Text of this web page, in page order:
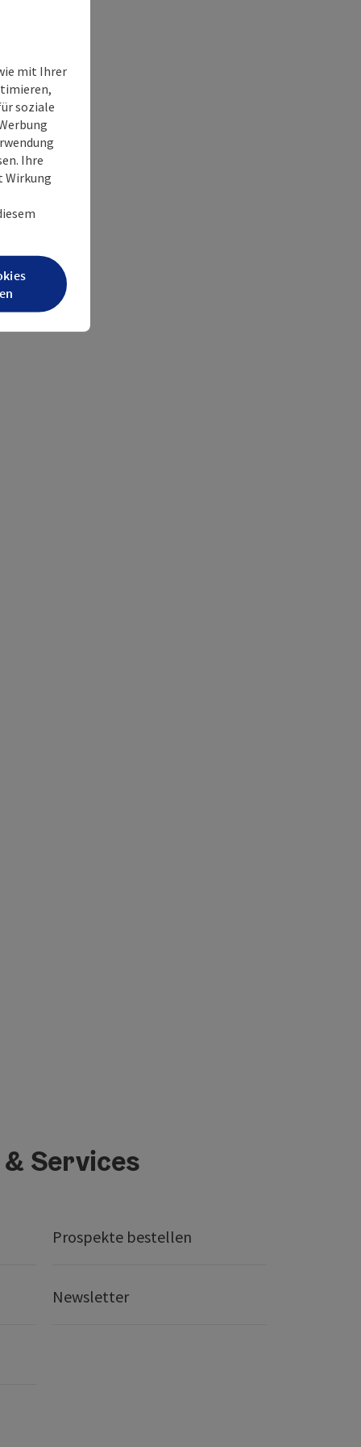
Services
Prospekte bestellen
Newsletter
mit Ihrer
soziale
Ihre
Wirkung